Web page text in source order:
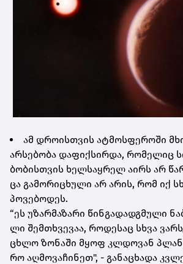
ამ დრო­ის­თვის ატ­მოს­ფე­რო­ში
არ­სე­ბო­ბა და­ფიქ­სირ­და, რო­მე­ლიც
ბო­ბის­თვის ხელ­საყ­რელ აირს არ
ცა გა­მო­რი­ცხუ­ლი არ არის, რომ იქ
პო­ვე­ბო­დეს.
“ეს უზარ­მა­ზა­რი წინ­გა­დად­გმუ­ლი
ლი შემ­თხვე­ვაა, რო­დე­საც სხვა
ცხლო ზო­ნა­ში მყოფ კლდო­ვან
რო აღ­მო­ვა­ჩი­ნეთ", - გა­ნა­ცხა­და